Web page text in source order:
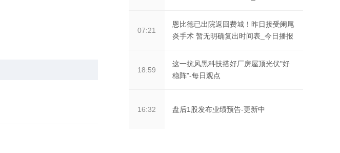
07:21
恩比德已出院返回费城！昨日接受阑尾
炎手术 暂无明确复出时间表_今日播报
18:59
这一抗风黑科技搭好厂房屋顶光伏"好
稳阵"-每日观点
16:32 盘后1股发布业绩预告-更新中